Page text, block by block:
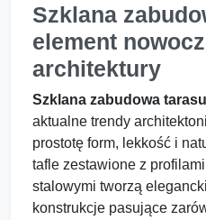
Szklana
element
architektury
Szklana zabudowa tarasu
aktualne trendy
prostotę form, lekkość i
tafle zestawione z
stalowymi tworzą
konstrukcje pasujące